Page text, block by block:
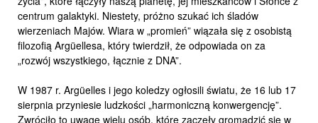
centrum galaktyki. Niestety, próżno szukać ich śladów
wierzeniach Majów. Wiara w „promień” wiązała się z osobistą
filozofią Argüellesa, który twierdził, że odpowiada on za
„rozwój wszystkiego, łącznie z DNA”.
W 1987 r. Argüelles i jego koledzy ogłosili światu, że 16 lub 17
sierpnia przyniesie ludzkości „harmoniczną konwergencję”.
Zwróciło to uwagę wielu osób, które zaczęły gromadzić się w